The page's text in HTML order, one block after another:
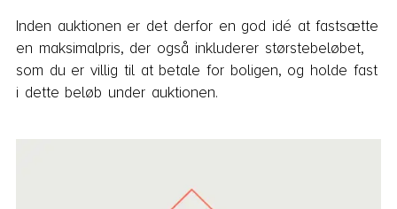
Inden auktionen er det derfor en god idé at fastsætte
en maksimalpris, der også inkluderer størstebeløbet,
som du er villig til at betale for boligen, og holde fast
i dette beløb under auktionen.